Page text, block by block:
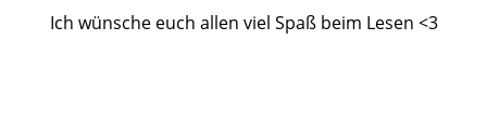
Ich wünsche euch allen viel Spaß beim Lesen <3